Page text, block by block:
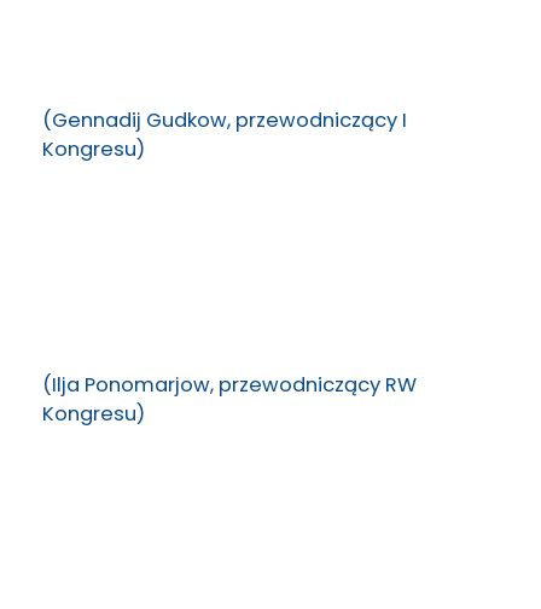
(Gennadij Gudkow, przewodniczący I
Kongresu)
(Ilja Ponomarjow, przewodniczący RW
Kongresu)